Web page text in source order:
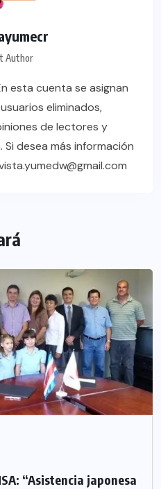
Author
esta cuenta se asignan
eliminados,
de lectores y
desea más información
“Asistencia japonesa